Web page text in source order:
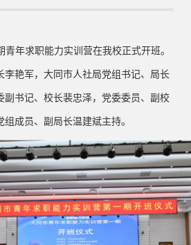
青年求职能力实训营在我校正式开班。
李艳军，大同市人社局党组书记、局长
副书记、校长裴忠泽，党委委员、副校
成员、副局长温建斌主持。